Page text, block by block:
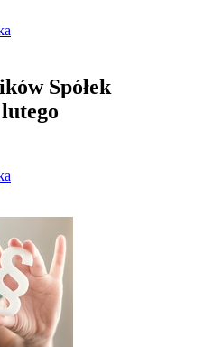
Spółek